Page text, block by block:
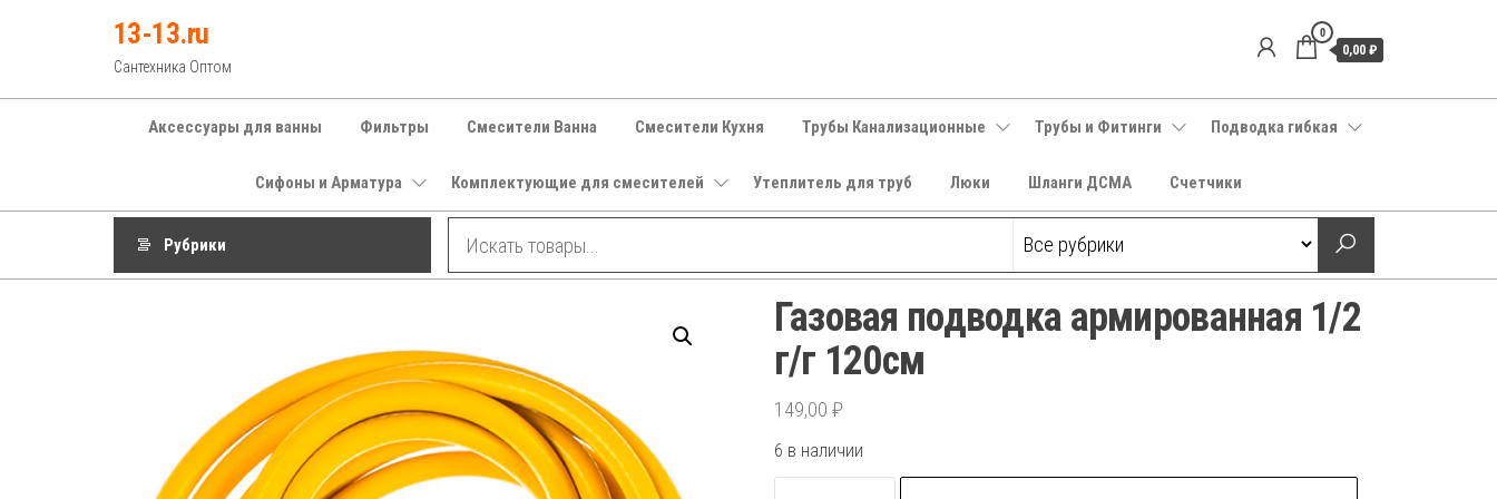
13-13.ru
Сантехника Оптом
0
0,00 ₽
Аксессуары для ванны Фильтры Смесители Ванна Смесители Кухня Трубы Канализационные Трубы и Фитинги Подводка гибкая
Сифоны и Арматура Комплектующие для смесителей Утеплитель для труб Люки Шланги ДСМА Счетчики
Рубрики
Газовая подводка армированная 1/2
г/г 120см
149,00 ₽
6 в наличии